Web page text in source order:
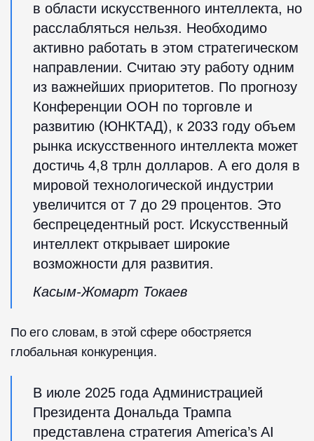
в области искусственного интеллекта, но
расслабляться нельзя. Необходимо
активно работать в этом стратегическом
направлении. Считаю эту работу одним
из важнейших приоритетов. По прогнозу
Конференции ООН по торговле и
развитию (ЮНКТАД), к 2033 году объем
рынка искусственного интеллекта может
достичь 4,8 трлн долларов. А его доля в
мировой технологической индустрии
увеличится от 7 до 29 процентов. Это
беспрецедентный рост. Искусственный
интеллект открывает широкие
возможности для развития.
Касым-Жомарт Токаев
По его словам, в этой сфере обостряется
глобальная конкуренция.
В июле 2025 года Администрацией
Президента Дональда Трампа
представлена стратегия America’s AI